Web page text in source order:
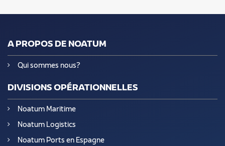
A PROPOS DE NOATUM
Qui sommes nous?
DIVISIONS OPÉRATIONNELLES
Noatum Maritime
Noatum Logistics
Noatum Ports en Espagne